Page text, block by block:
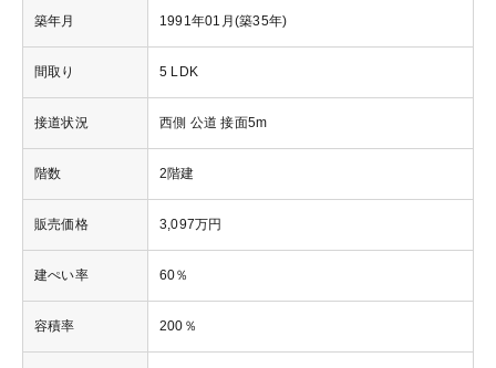
築年月 1991年01月(築35年)
間取り 5 LDK
接道状況 西側 公道 接面5m
階数 2階建
販売価格 3,097万円
建ぺい率 60％
容積率 200％